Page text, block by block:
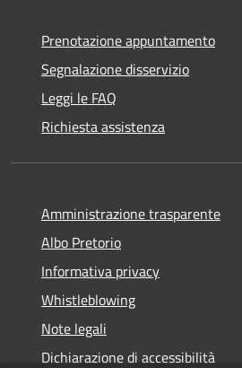
Prenotazione appuntamento
Segnalazione disservizio
Leggi le FAQ
Richiesta assistenza
Amministrazione trasparente
Albo Pretorio
Informativa privacy
Whistleblowing
Note legali
Dichiarazione di accessibilità